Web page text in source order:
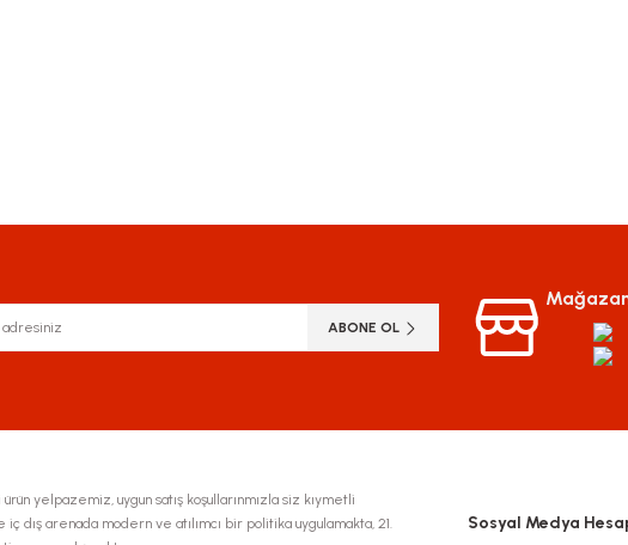
Bu ürüne ilk yorumu siz yapın!
ABONE OL
yelpazemiz, uygun satış koşullarınmızla siz kıymetli
arenada modern ve atılımcı bir politika uygulamakta, 21.
Sosyal Medya